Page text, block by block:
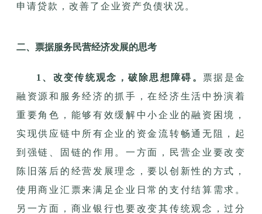
申请贷款，改善了企业资产负债状况。
二、票据服务民营经济发展的思考
1、改变传统观念，破除思想障碍。 票据是金
融资源和服务经济的抓手，在经济生活中扮演着
重要角色，能够有效缓解中小企业的融资困境，
实现供应链中所有企业的资金流转畅通无阻，起
到强链、固链的作用。一方面，民营企业要改变
陈旧落后的经营发展理念，要以创新性的方式，
使用商业汇票来满足企业日常的支付结算需求。
另一方面，商业银行也要改变其传统观念，过分